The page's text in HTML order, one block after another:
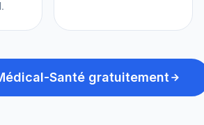
Santé gratuitement